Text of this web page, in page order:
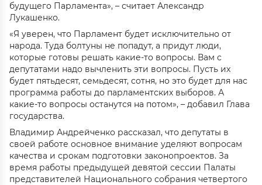
будущего Парламента», – считает Александр
Лукашенко.
«Я уверен, что Парламент будет исключительно от
народа. Туда болтуны не попадут, а придут люди,
которые готовы решать какие-то вопросы. Вам с
депутатами надо вычленить эти вопросы. Пусть их
будет пятьдесят, семьдесят, сотня, но это будет для нас
программа работы до парламентских выборов. А
какие-то вопросы останутся на потом», – добавил Глава
государства.
Владимир Андрейченко рассказал, что депутаты в
своей работе основное внимание уделяют вопросам
качества и срокам подготовки законопроектов. За
время работы предыдущей девятой сессии Палаты
представителей Национального собрания четвертого